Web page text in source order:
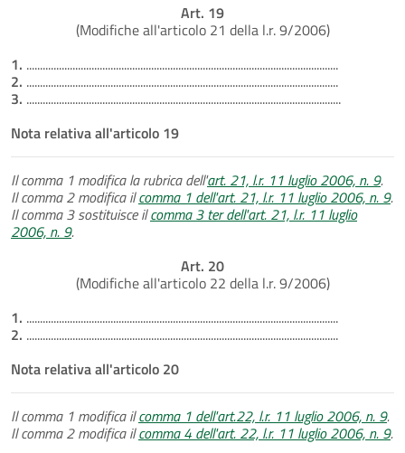
Art. 19
(Modifiche all'articolo 21 della l.r. 9/2006)
1. ...................................................................................................................
2. ...................................................................................................................
3. ....................................................................................................................
Nota relativa all'articolo 19
Il comma 1 modifica la rubrica dell'art. 21, l.r. 11 luglio 2006, n. 9.
Il comma 2 modifica ilcomma 1 dell'art. 21, l.r. 11 luglio 2006, n. 9.
Il comma 3 sostituisce ilcomma 3 ter dell'art. 21, l.r. 11 luglio
2006, n. 9.
Art. 20
(Modifiche all'articolo 22 della l.r. 9/2006)
1. ...................................................................................................................
2. ...................................................................................................................
Nota relativa all'articolo 20
Il comma 1 modifica ilcomma 1 dell'art.22, l.r. 11 luglio 2006, n. 9.
Il comma 2 modifica ilcomma 4 dell'art. 22, l.r. 11 luglio 2006, n. 9.